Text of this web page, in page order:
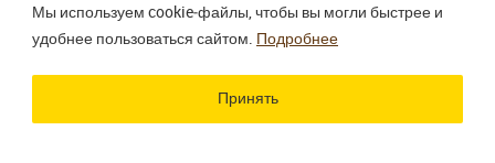
Мы используем cookie‑файлы, чтобы вы могли быстрее и
удобнее пользоваться сайтом. Подробнее
Принять
Использование материалов сайта разрешено только
при наличии активной ссылки.